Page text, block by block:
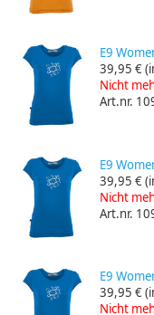
E9
39,95 €
Nicht
Art.nr.
E9
39,95 €
Nicht
Art.nr.
E9
39,95 €
Nicht